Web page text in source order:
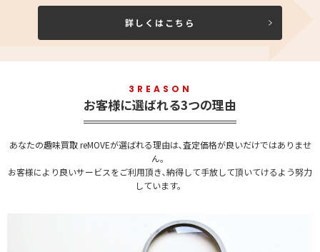
詳しくはこちら
3REASON
お客様に選ばれる3つの理由
あなたの趣味買取 reMOVEが選ばれる理由は､査定価格が良いだけではありませ
ん。
お客様により良いサービスをご利用頂き､納得して手放して頂いてけるよう努力
しています。